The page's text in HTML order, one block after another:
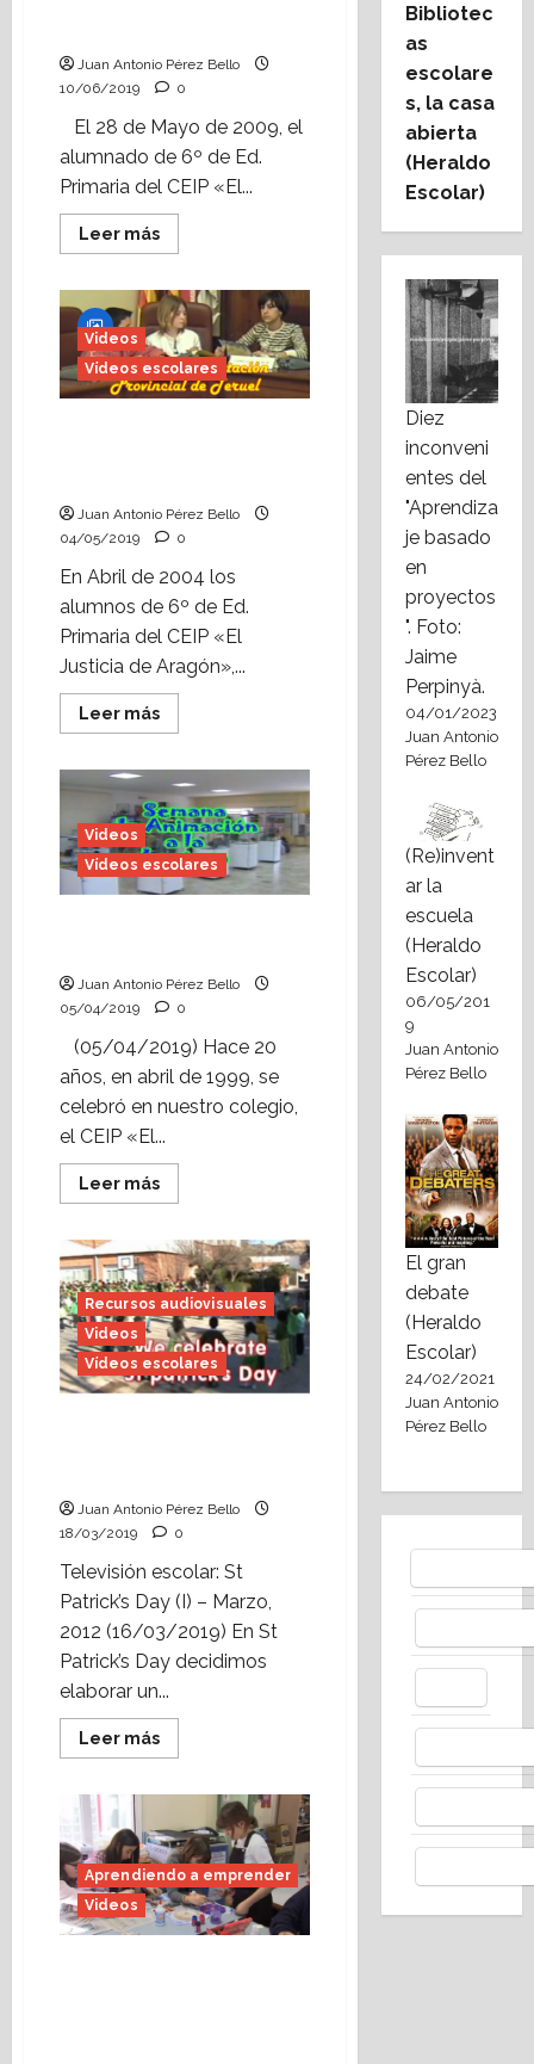
TV,
visita
el
de
cooperativas
de
Juan Antonio Pérez Bello
10/06/2019
0
El 28 de Mayo de 2009, el
alumnado de 6º de Ed.
Primaria del CEIP «El...
Leer másLeer
más
Vídeo
escolar:
«Visita
a
Madridejos»
(2009)
Videos
Vídeos escolares
Juan Antonio Pérez Bello
04/05/2019
0
En Abril de 2004 los
alumnos de 6º de Ed.
Primaria del CEIP «El
Justicia de Aragón»,...
Leer másLeer
más
Vídeo
escolar:
«Pleno
infantil
en
la
Diputación
de
Videos
Vídeos escolares
Juan Antonio Pérez Bello
05/04/2019
0
(05/04/2019) Hace 20
años, en abril de 1999, se
celebró en nuestro colegio,
el CEIP «El...
Leer másLeer
más
Vídeo
escolar:
la
Semana
del
cómic
(abril,
1999)
Recursos audiovisuales
Videos
Vídeos escolares
Juan Antonio Pérez Bello
18/03/2019
0
Televisión escolar: St
Patrick’s Day (I) – Marzo,
2012 (16/03/2019) En St
Patrick’s Day decidimos
elaborar un...
Leer másLeer
más
grabamos
una
celebración
(St
Patrick’s
Day)
Aprendiendo a emprender
Videos
Bibliotec
as
escolare
s, la casa
abierta
(Heraldo
Escolar)
Diez
inconveni
entes del
"Aprendiza
je basado
en
proyectos
". Foto:
Jaime
Perpinyà.
04/01/2023
Juan Antonio
Pérez Bello
(Re)invent
ar la
escuela
(Heraldo
Escolar)
06/05/201
9
Juan Antonio
Pérez Bello
El gran
debate
(Heraldo
Escolar)
24/02/2021
Juan Antonio
Pérez Bello